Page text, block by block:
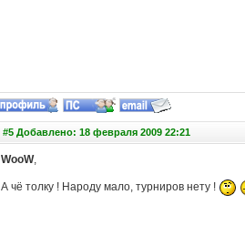
#5 Добавлено: 18 февраля 2009 22:21
WooW,
А чё толку ! Народу мало, турниров нету !